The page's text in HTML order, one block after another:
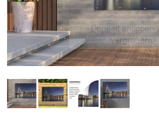
Doppelt antippen
vergrößern